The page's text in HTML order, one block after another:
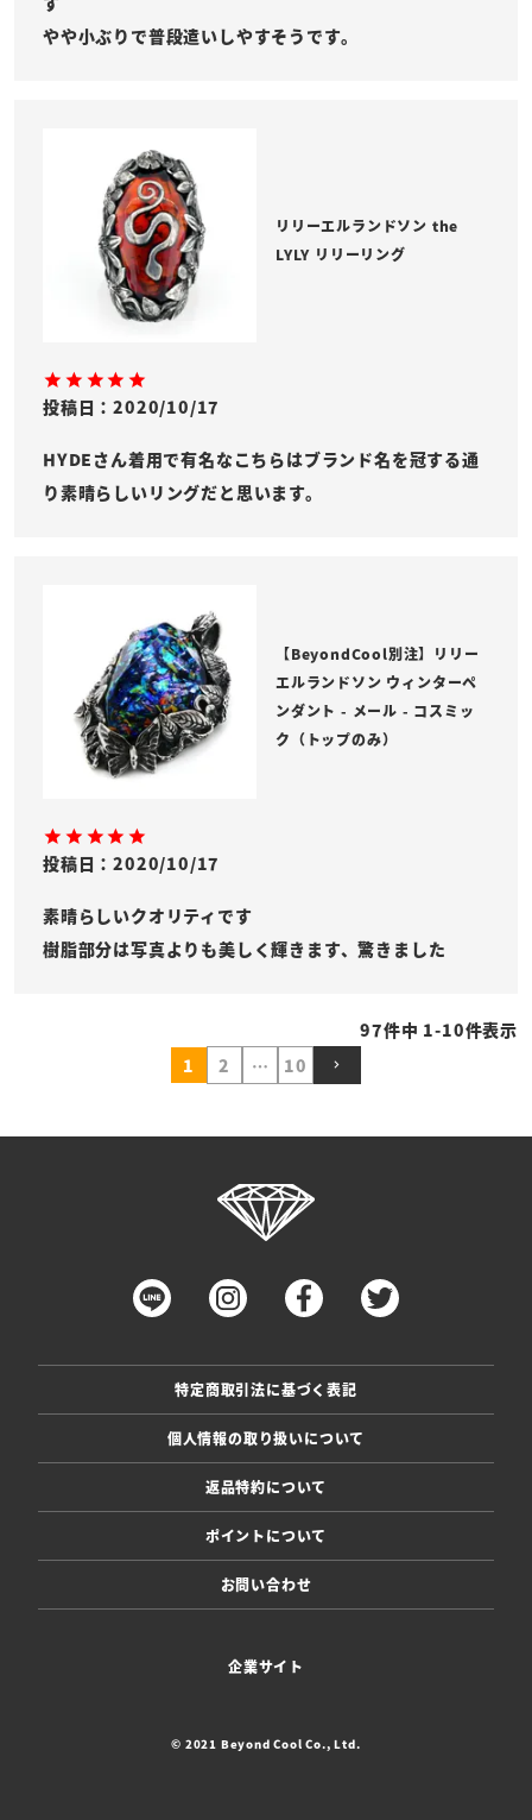
やや小ぶりで普段遣いしやすそうです。
リリーエルランドソン the
LYLY リリーリング
投稿日 2020/10/17
HYDEさん着用で有名なこちらはブランド名を冠する通
り素晴らしいリングだと思います。
【BeyondCool別注】リリー
エルランドソン ウィンターペ
ンダント - メール - コスミッ
ク（トップのみ）
投稿日 2020/10/17
素晴らしいクオリティです
樹脂部分は写真よりも美しく輝きます、驚きました
97件中 1-10件表示
1
2 … 10
特定商取引法に基づく表記
個人情報の取り扱いについて
返品特約について
ポイントについて
お問い合わせ
企業サイト
© 2021 Beyond Cool Co., Ltd.